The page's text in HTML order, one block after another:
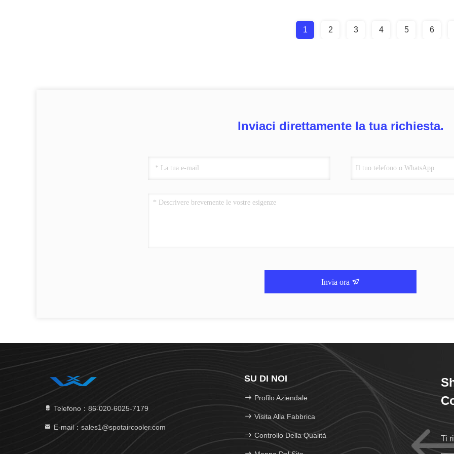
1 2 3 4 5 6
Inviaci direttamente la tua richiesta.
Invia ora
Telefono：86-020-6025-7179
E-mail：sales1@spotaircooler.com
SU DI NOI
Profilo Aziendale
Visita Alla Fabbrica
Controllo Della Qualità Ti